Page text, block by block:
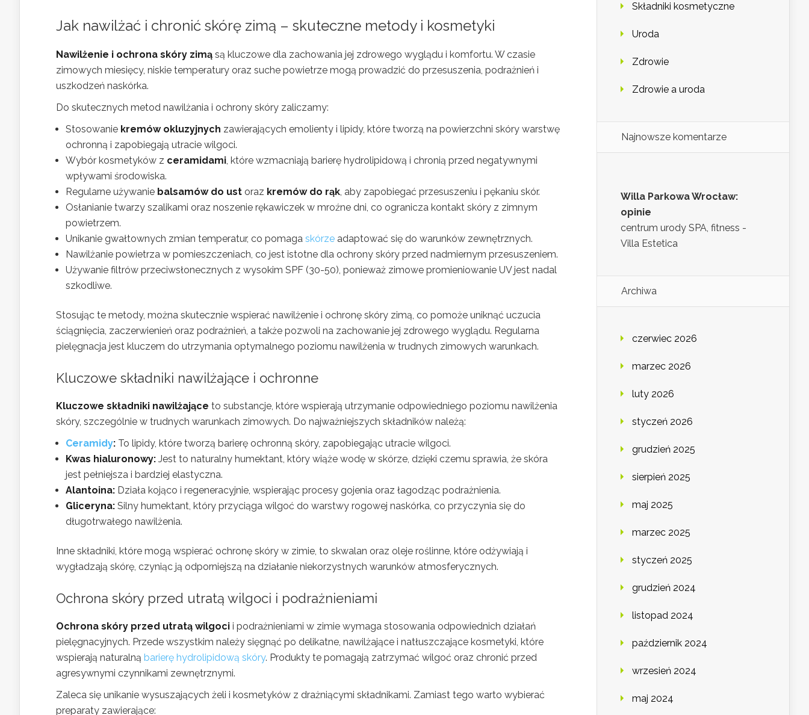
Jak nawilżać i chronić skórę zimą – skuteczne metody i kosmetyki
Nawilżenie i ochrona skóry zimą są kluczowe dla zachowania jej zdrowego wyglądu i komfortu. W czasie
zimowych miesięcy, niskie temperatury oraz suche powietrze mogą prowadzić do przesuszenia, podrażnień i
uszkodzeń naskórka.
Do skutecznych metod nawilżania i ochrony skóry zaliczamy:
Stosowanie kremów okluzyjnych zawierających emolienty i lipidy, które tworzą na powierzchni skóry warstwę
ochronną i zapobiegają utracie wilgoci.
Wybór kosmetyków z ceramidami , które wzmacniają barierę hydrolipidową i chronią przed negatywnymi
wpływami środowiska.
Regularne używanie balsamów do ust oraz kremów do rąk , aby zapobiegać przesuszeniu i pękaniu skór.
Osłanianie twarzy szalikami oraz noszenie rękawiczek w mroźne dni, co ogranicza kontakt skóry z zimnym
powietrzem.
Unikanie gwałtownych zmian temperatur, co pomaga skórze adaptować się do warunków zewnętrznych.
Nawilżanie powietrza w pomieszczeniach, co jest istotne dla ochrony skóry przed nadmiernym przesuszeniem.
Używanie filtrów przeciwsłonecznych z wysokim SPF (30-50), ponieważ zimowe promieniowanie UV jest nadal
szkodliwe.
Stosując te metody, można skutecznie wspierać nawilżenie i ochronę skóry zimą, co pomoże uniknąć uczucia
ściągnięcia, zaczerwienień oraz podrażnień, a także pozwoli na zachowanie jej zdrowego wyglądu. Regularna
pielęgnacja jest kluczem do utrzymania optymalnego poziomu nawilżenia w trudnych zimowych warunkach.
Kluczowe składniki nawilżające i ochronne
Kluczowe składniki nawilżające to substancje, które wspierają utrzymanie odpowiedniego poziomu nawilżenia
skóry, szczególnie w trudnych warunkach zimowych. Do najważniejszych składników należą:
Ceramidy: To lipidy, które tworzą barierę ochronną skóry, zapobiegając utracie wilgoci.
Kwas hialuronowy: Jest to naturalny humektant, który wiąże wodę w skórze, dzięki czemu sprawia, że skóra
jest pełniejsza i bardziej elastyczna.
Alantoina: Działa kojąco i regeneracyjnie, wspierając procesy gojenia oraz łagodząc podrażnienia.
Gliceryna: Silny humektant, który przyciąga wilgoć do warstwy rogowej naskórka, co przyczynia się do
długotrwałego nawilżenia.
Inne składniki, które mogą wspierać ochronę skóry w zimie, to skwalan oraz oleje roślinne, które odżywiają i
wygładzają skórę, czyniąc ją odporniejszą na działanie niekorzystnych warunków atmosferycznych.
Ochrona skóry przed utratą wilgoci i podrażnieniami
Ochrona skóry przed utratą wilgoci i podrażnieniami w zimie wymaga stosowania odpowiednich działań
pielęgnacyjnych. Przede wszystkim należy sięgnąć po delikatne, nawilżające i natłuszczające kosmetyki, które
wspierają naturalną barierę hydrolipidową skóry. Produkty te pomagają zatrzymać wilgoć oraz chronić przed
agresywnymi czynnikami zewnętrznymi.
Zaleca się unikanie wysuszających żeli i kosmetyków z drażniącymi składnikami. Zamiast tego warto wybierać
preparaty zawierające:
Składniki kosmetyczne
Uroda
Zdrowie
Zdrowie a uroda
Najnowsze komentarze
Willa Parkowa Wrocław:
opinie
centrum urody SPA, fitness -
Villa Estetica
Archiwa
czerwiec 2026
marzec 2026
luty 2026
styczeń 2026
grudzień 2025
sierpień 2025
maj 2025
marzec 2025
styczeń 2025
grudzień 2024
listopad 2024
październik 2024
wrzesień 2024
maj 2024